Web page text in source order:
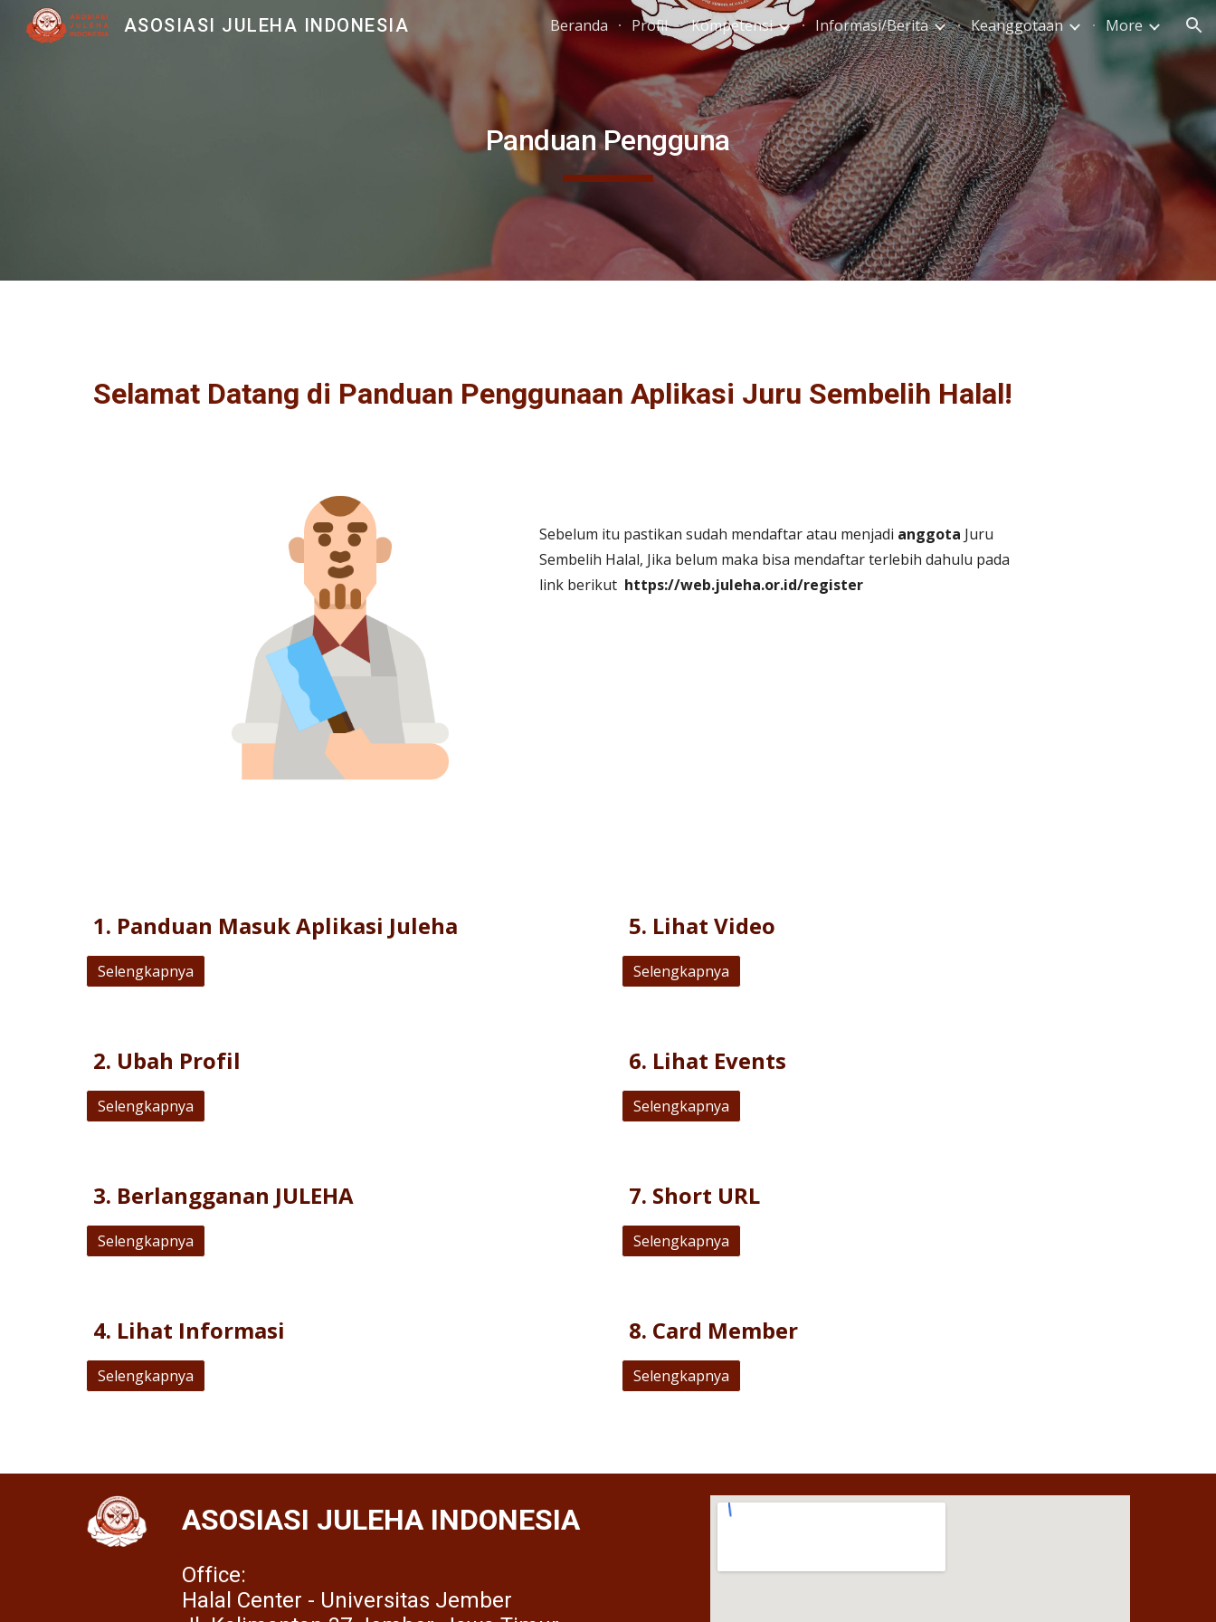
Skip to main content Skip to navigation
ASOSIASI JULEHA INDONESIA Beranda Profil Kompetensi Informasi/Berita Keanggotaan More
Panduan Pengguna
Selamat Datang di Panduan Penggunaan Aplikasi Juru Sembelih Halal!
Sebelum itu pastikan sudah mendaftar atau menjadi anggota Juru
Sembelih Halal, Jika belum maka bisa mendaftar terlebih dahulu pada
link berikut https://web.juleha.or.id/register
1. Panduan Masuk Aplikasi Juleha
Selengkapnya
5. Lihat Video
Selengkapnya
2. Ubah Profil
Selengkapnya
6. Lihat Events
Selengkapnya
3. Berlangganan JULEHA
Selengkapnya
7. Short URL
Selengkapnya
4. Lihat Informasi
Selengkapnya
8. Card Member
Selengkapnya
ASOSIASI JULEHA INDONESIA
Office:
Halal Center - Universitas Jember